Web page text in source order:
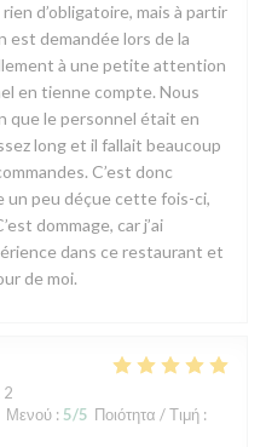
d’obligatoire, mais à partir
demandée lors de la
à une petite attention
en tienne compte. Nous
que le personnel était en
long et il fallait beaucoup
C’est donc
un peu déçue cette fois-ci,
dommage, car j’ai
dans ce restaurant et
de moi.
2
Μενού : 5/5 Ποιότητα / Τιμή :